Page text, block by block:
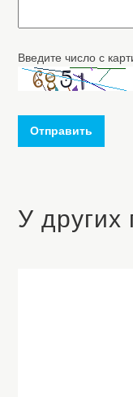
Введите число с
Отправить
У других